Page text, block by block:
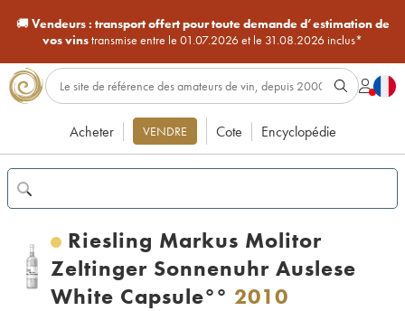
🚚Vendeurs : transport offert pour toute demande d’estimation de
vos vinstransmise entre le 01.07.2026 et le 31.08.2026 inclus*
Acheter VENDRE Cote Encyclopédie
Riesling Markus Molitor
Zeltinger Sonnenuhr Auslese
White Capsule°° 2010